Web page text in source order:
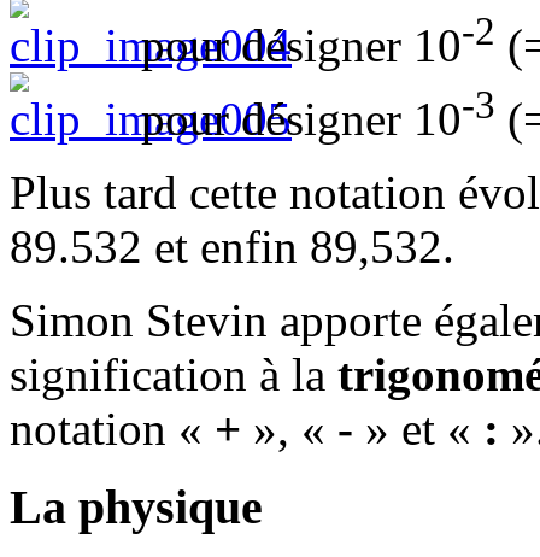
pour désigner 10-2
pour désigner 10-3
Plus tard cette notation
89.532 et enfin 89,532.
Simon Stevin apporte
signification à la
notation « + », « - » et « :
La physique